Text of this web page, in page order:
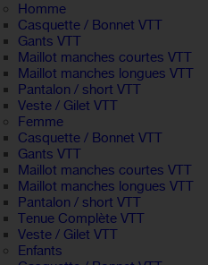
Homme
Casquette / Bonnet VTT
Gants VTT
Maillot manches courtes VTT
Maillot manches longues VTT
Pantalon / short VTT
Veste / Gilet VTT
Femme
Casquette / Bonnet VTT
Gants VTT
Maillot manches courtes VTT
Maillot manches longues VTT
Pantalon / short VTT
Tenue Complète VTT
Veste / Gilet VTT
Enfants